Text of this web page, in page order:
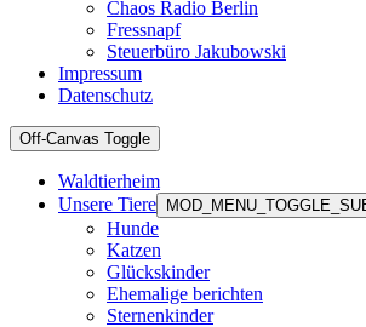
Chaos Radio Berlin
Fressnapf
Steuerbüro Jakubowski
Impressum
Datenschutz
Off-Canvas Toggle
Waldtierheim
Unsere Tiere
Hunde
Katzen
Glückskinder
Ehemalige berichten
Sternenkinder